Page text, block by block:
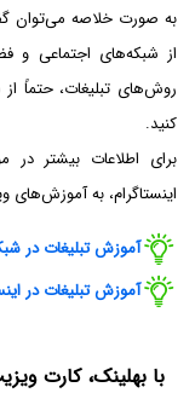
به صورت خلاصه می‌توان
از شبکه‌های اجتماعی و
روش‌های تبلیغات، حتماً
کنید.
برای اطلاعات بیشتر در
اینستاگرام، به آموزش‌های
آموزش تبلیغات در
آموزش تبلیغات در
با بهلینک، کارت